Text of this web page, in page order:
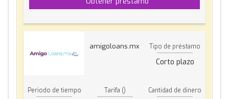
amigoloans.mx Tipo de préstamo
Corto plazo
Periodo de tiempo Tarifa () Cantidad de dinero